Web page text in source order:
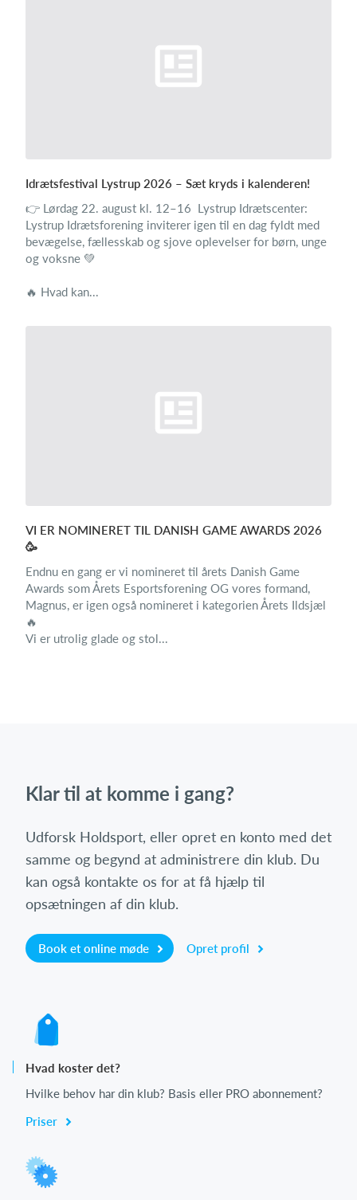
Idrætsfestival Lystrup 2026 – Sæt kryds i kalenderen!
👉 Lørdag 22. august kl. 12–16 Lystrup Idrætscenter:
Lystrup Idrætsforening inviterer igen til en dag fyldt med
bevægelse, fællesskab og sjove oplevelser for børn, unge
og voksne 💚
🔥 Hvad kan...
VI ER NOMINERET TIL DANISH GAME AWARDS 2026
🥳
Endnu en gang er vi nomineret til årets Danish Game
Awards som Årets Esportsforening OG vores formand,
Magnus, er igen også nomineret i kategorien Årets Ildsjæl
🔥
Vi er utrolig glade og stol...
Klar til at komme i gang?
Udforsk Holdsport, eller opret en konto med det
samme og begynd at administrere din klub. Du
kan også kontakte os for at få hjælp til
opsætningen af din klub.
Book et online møde Opret profil
Hvad koster det?
Hvilke behov har din klub? Basis eller PRO abonnement?
Priser